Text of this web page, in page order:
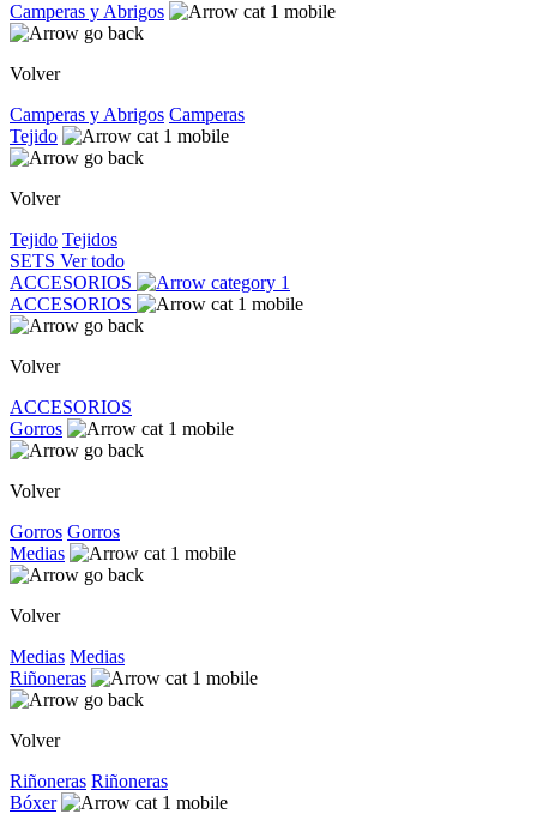
Camperas y Abrigos
Volver
Camperas y Abrigos Camperas
Tejido
Volver
Tejido Tejidos
SETS Ver todo
ACCESORIOS
ACCESORIOS
Volver
ACCESORIOS
Gorros
Volver
Gorros Gorros
Medias
Volver
Medias Medias
Riñoneras
Volver
Riñoneras Riñoneras
Bóxer